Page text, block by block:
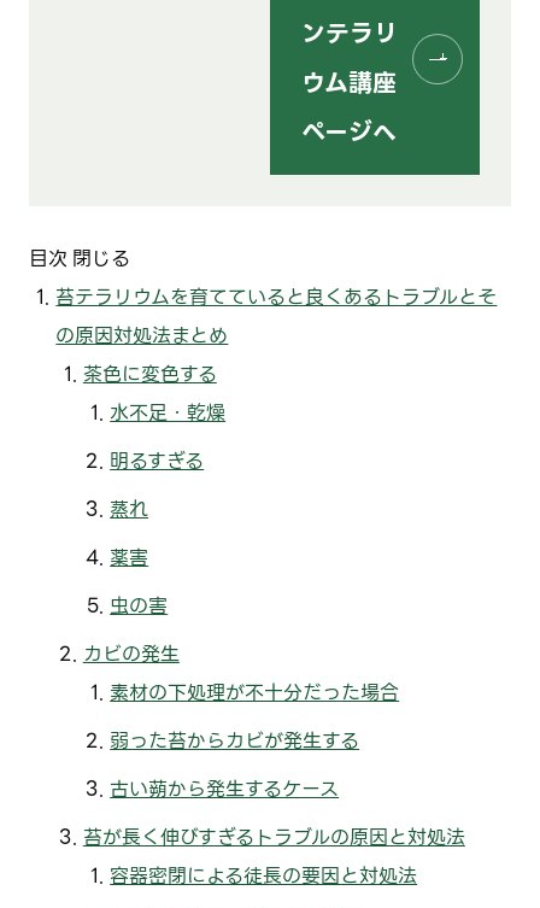
ンテラリ
ウム講座
ページへ
目次 閉じる
苔テラリウムを育てていると良くあるトラブルとそ
の原因対処法まとめ
茶色に変色する
水不足・乾燥
明るすぎる
蒸れ
薬害
虫の害
カビの発生
素材の下処理が不十分だった場合
弱った苔からカビが発生する
古い蒴から発生するケース
苔が長く伸びすぎるトラブルの原因と対処法
容器密閉による徒長の要因と対処法